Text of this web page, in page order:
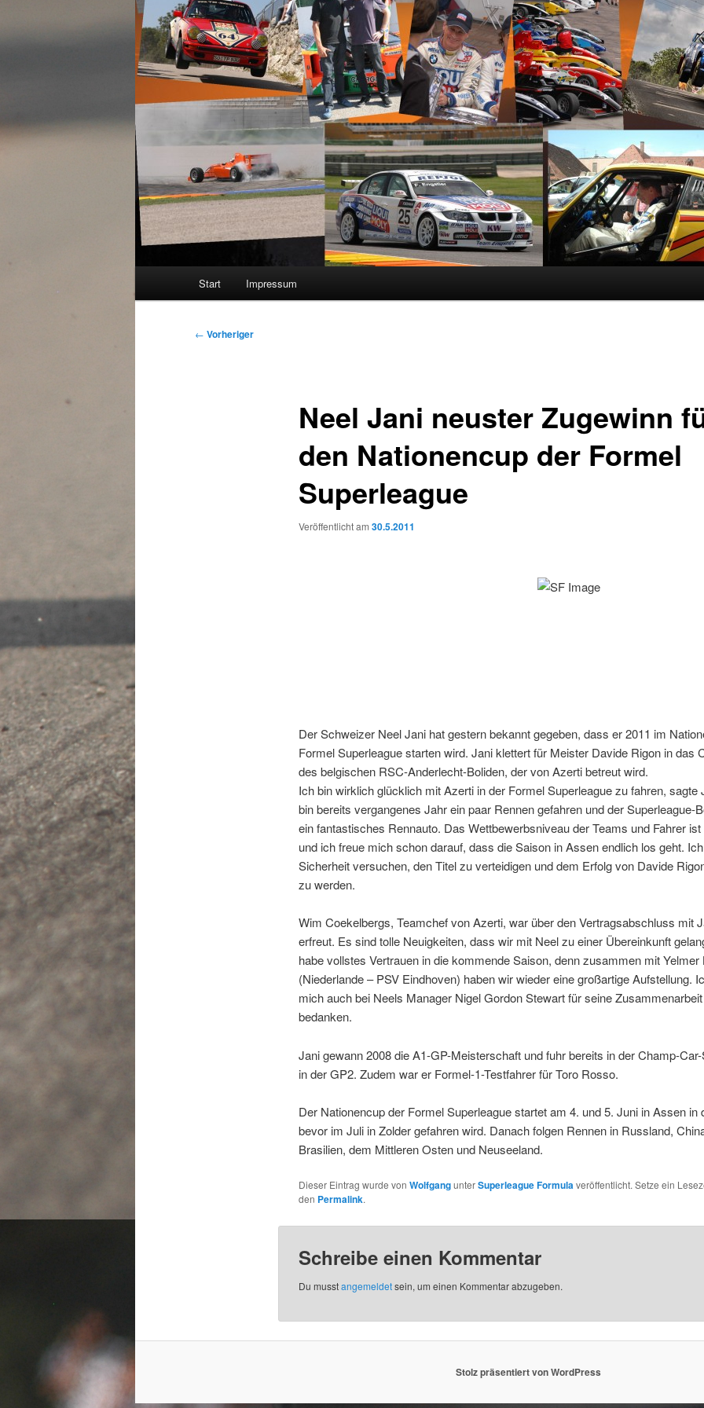
Start Impressum
Beitragsnavigation
← Vorheriger
Neel Jani neuster Zugewinn
den Nationencup der Formel
Superleague
Veröffentlicht am 30.5.2011
Der Schweizer Neel Jani hat gestern bekannt gegeben, dass er 2011 im
Formel Superleague starten wird. Jani klettert für Meister Davide Rigon in das
des belgischen RSC-Anderlecht-Boliden, der von Azerti betreut wird.
Ich bin wirklich glücklich mit Azerti in der Formel Superleague zu fahren, sagte
bin bereits vergangenes Jahr ein paar Rennen gefahren und der Superleague-
ein fantastisches Rennauto. Das Wettbewerbsniveau der Teams und Fahrer
und ich freue mich schon darauf, dass die Saison in Assen endlich los geht.
Sicherheit versuchen, den Titel zu verteidigen und dem Erfolg von Davide
zu werden.
Wim Coekelbergs, Teamchef von Azerti, war über den Vertragsabschluss mit
erfreut. Es sind tolle Neuigkeiten, dass wir mit Neel zu einer Übereinkunft
habe vollstes Vertrauen in die kommende Saison, denn zusammen mit Yelmer
(Niederlande – PSV Eindhoven) haben wir wieder eine großartige Aufstellung.
mich auch bei Neels Manager Nigel Gordon Stewart für seine Zusammenarbeit
bedanken.
Jani gewann 2008 die A1-GP-Meisterschaft und fuhr bereits in der Champ-
in der GP2. Zudem war er Formel-1-Testfahrer für Toro Rosso.
Der Nationencup der Formel Superleague startet am 4. und 5. Juni in Assen in
bevor im Juli in Zolder gefahren wird. Danach folgen Rennen in Russland,
Brasilien, dem Mittleren Osten und Neuseeland.
Dieser Eintrag wurde von WolfgangunterSuperleague Formulaveröffentlicht. Setze ein
den Permalink.
Schreibe einen Kommentar
Du musstangemeldetsein, um einen Kommentar abzugeben.
Stolz präsentiert von WordPress